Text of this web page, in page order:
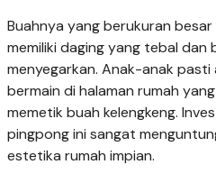
Buahnya yang berukuran
memiliki daging yang tebal dan
menyegarkan. Anak-anak pasti
bermain di halaman rumah
memetik buah kelengkeng.
pingpong ini sangat
estetika rumah impian.